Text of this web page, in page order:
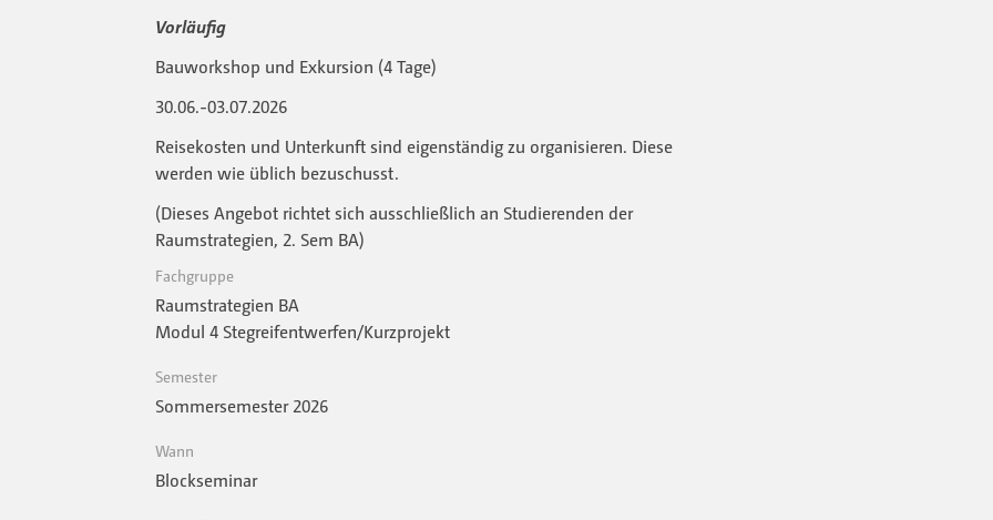
Vorläufig
Bauworkshop und Exkursion (4 Tage)
30.06.-03.07.2026
Reisekosten und Unterkunft sind eigenständig zu organisieren. Diese
werden wie üblich bezuschusst.
(Dieses Angebot richtet sich ausschließlich an Studierenden der
Raumstrategien, 2. Sem BA)
Fachgruppe
Raumstrategien BA
Modul 4 Stegreifentwerfen/Kurzprojekt
Semester
Sommersemester 2026
Wann
Blockseminar